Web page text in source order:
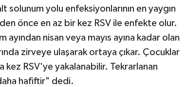
solunum yolu enfeksiyonlarının en yaygın
önce en az bir kez RSV ile enfekte olur.
ayından nisan veya mayıs ayına kadar olan
zirveye ulaşarak ortaya çıkar. Çocuklar
RSV'ye yakalanabilir. Tekrarlanan
hafiftir" dedi.